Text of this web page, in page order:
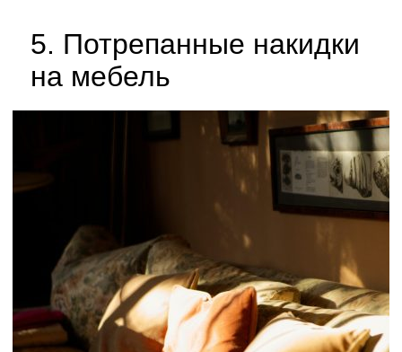
5. Потрепанные накидки
на мебель